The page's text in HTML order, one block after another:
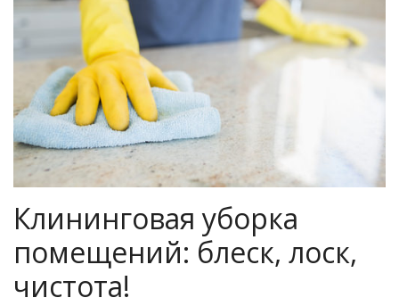
Клининговая уборка
помещений: блеск, лоск,
чистота!